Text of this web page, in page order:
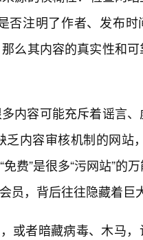
否注明了作者、发布时
么其内容的真实性和
内容可能充斥着谣言、
内容审核机制的网站
费”是很多“污网站”的
，背后往往隐藏着巨
或者暗藏病毒、木马